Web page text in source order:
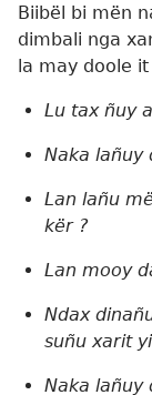
Biibël bi mën
dimbali nga
la may doole
Lu tax ñuy
Naka lañuy
Lan lañu
kër ?
Lan mooy
Ndax
suñu xarit
Naka lañuy